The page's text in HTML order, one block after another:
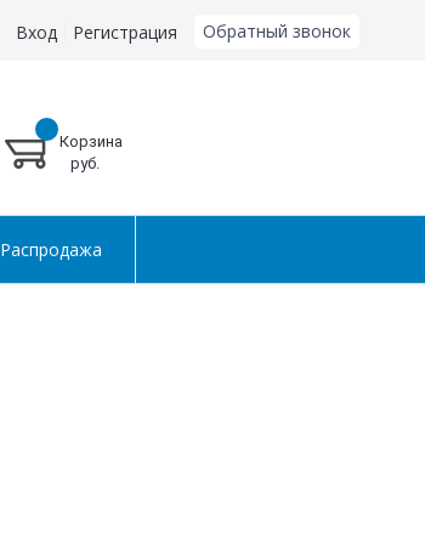
Вход Регистрация Обратный звонок
Корзина
руб.
Распродажа